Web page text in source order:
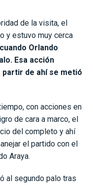
de la visita, el
y estuvo muy cerca
Orlando
Esa acción
de ahí se metió
con acciones en
de cara a marco, el
del completo y ahí
el partido con el
Araya.
al segundo palo tras